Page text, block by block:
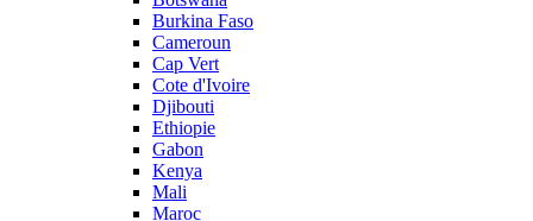
Burkina Faso
Cameroun
Cap Vert
Cote d'Ivoire
Djibouti
Ethiopie
Gabon
Kenya
Mali
Maroc